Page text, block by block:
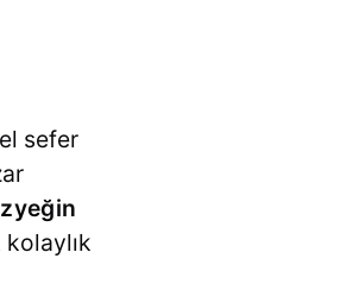
sefer